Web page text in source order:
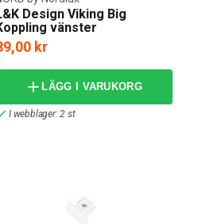
Design Viking Big
vänster
kr
LÄGG I VARUKORG
I webblager: 2 st